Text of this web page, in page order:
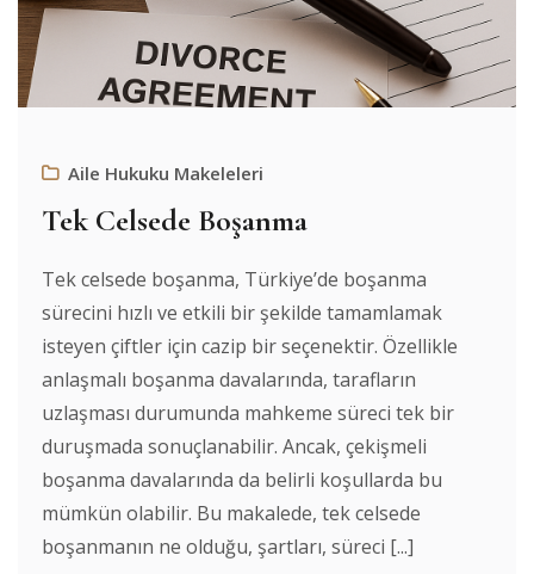
Aile Hukuku Makeleleri
Tek Celsede Boşanma
Tek celsede boşanma, Türkiye’de boşanma
sürecini hızlı ve etkili bir şekilde tamamlamak
isteyen çiftler için cazip bir seçenektir. Özellikle
anlaşmalı boşanma davalarında, tarafların
uzlaşması durumunda mahkeme süreci tek bir
duruşmada sonuçlanabilir. Ancak, çekişmeli
boşanma davalarında da belirli koşullarda bu
mümkün olabilir. Bu makalede, tek celsede
boşanmanın ne olduğu, şartları, süreci [...]